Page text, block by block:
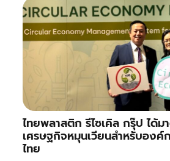
ไทยพลาสติก รีไซเคิล กรุ๊ป ได้ม
เศรษฐกิจหมุนเวียนสำหรับอง
ไทย